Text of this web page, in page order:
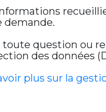
demande.
toute question ou
des données
plus sur la